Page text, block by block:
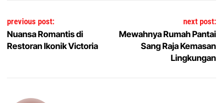
Post navigation
previous post:
Nuansa Romantis di
Restoran Ikonik Victoria
next post:
Mewahnya Rumah Pantai
Sang Raja Kemasan
Lingkungan